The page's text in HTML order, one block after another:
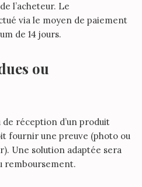
l’acheteur. Le
via le moyen de paiement
de 14 jours.
ou
de réception d’un produit
fournir une preuve (photo ou
Une solution adaptée sera
remboursement.